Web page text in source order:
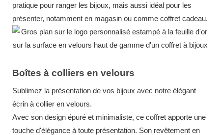
pratique pour ranger les bijoux, mais aussi idéal pour les
présenter, notamment en magasin ou comme coffret cadeau.
Boîtes à colliers en velours
Sublimez la présentation de vos bijoux avec notre élégant
écrin à collier en velours.
Avec son design épuré et minimaliste, ce coffret apporte une
touche d'élégance à toute présentation. Son revêtement en